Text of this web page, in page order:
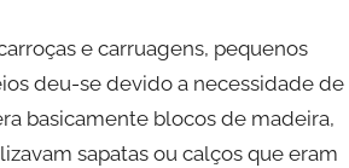
e carruagens, pequenos
deu-se devido a necessidade de
basicamente blocos de madeira,
sapatas ou calços que eram